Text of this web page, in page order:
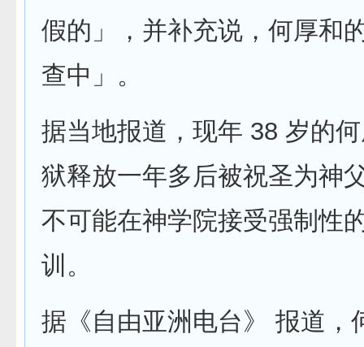
假的」，并补充说，何厚和
查中」。
据当地报道，现年 38 岁的
狱释放一年多后被祝圣为神
不可能在神学院接受强制性
训。
据《自由亚洲电台》 报道，